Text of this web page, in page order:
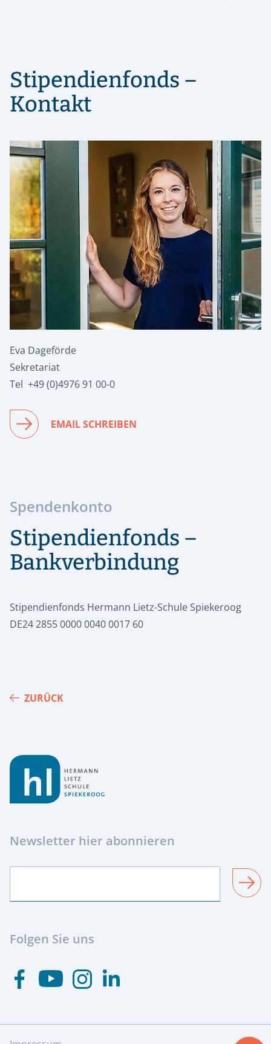
Stipendienfonds –
Kontakt
Eva Dageförde
Sekretariat
Tel +49 (0)4976 91 00-0
EMAIL SCHREIBEN
Spendenkonto
Stipendienfonds –
Bankverbindung
Stipendienfonds Hermann Lietz-Schule Spiekeroog
DE24 2855 0000 0040 0017 60
ZURÜCK
Newsletter hier abonnieren
SENDEN
Folgen Sie uns
Besuchen Sie uns auf Facebook
Besuchen Sie uns auf Youtube
Besuchen Sie uns auf Instagram
Visit us at Linkedin